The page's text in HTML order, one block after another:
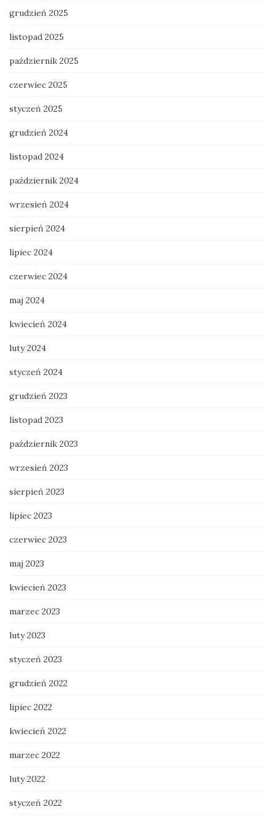
grudzień 2025
listopad 2025
październik 2025
czerwiec 2025
styczeń 2025
grudzień 2024
listopad 2024
październik 2024
wrzesień 2024
sierpień 2024
lipiec 2024
czerwiec 2024
maj 2024
kwiecień 2024
luty 2024
styczeń 2024
grudzień 2023
listopad 2023
październik 2023
wrzesień 2023
sierpień 2023
lipiec 2023
czerwiec 2023
maj 2023
kwiecień 2023
marzec 2023
luty 2023
styczeń 2023
grudzień 2022
lipiec 2022
kwiecień 2022
marzec 2022
luty 2022
styczeń 2022